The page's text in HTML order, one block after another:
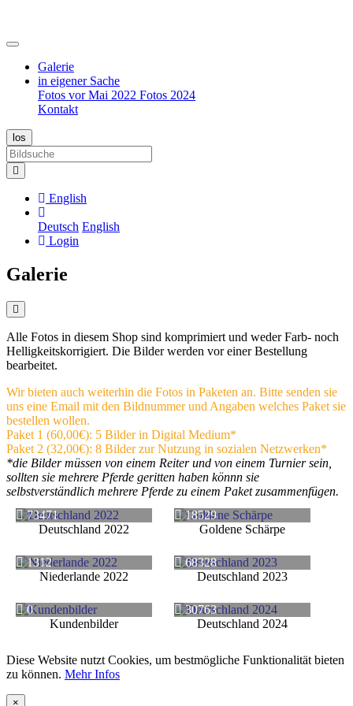
Galerie
in eigener Sache
Fotos vor Mai 2022 Fotos 2024
Kontakt
English
Deutsch English
Login
Galerie
Alle Fotos in diesem Shop sind komprimiert und weder Farb- noch
Helligkeitskorrigiert. Die Bilder werden vor einer Bestellung
bearbeitet.
Wir bieten auch weiterhin die Fotos in Paketen an. Bitte senden sie
uns eine Email mit den Bildnummer und Angaben welches Paket sie
bestellen wollen.
Paket 1 (60,00€): 5 Bilder in Digital Medium*
Paket 2 (32,00€): 8 Bilder zur Nutzung in sozialen Netzwerken*
*die Bilder müssen von einem Reiter und von einem Turnier sein,
sollten sie mehrere Pferde geritten haben könnn sie
selbstverständlich mehrere Pferde zu einem Paket zusammenfügen.
73471
Deutschland 2022
18529
Goldene Schärpe
1312
Niederlande 2022
68328
Deutschland 2023
0
Kundenbilder
30763
Deutschland 2024
Diese Website nutzt Cookies, um bestmögliche Funktionalität bieten
zu können. Mehr Infos
×